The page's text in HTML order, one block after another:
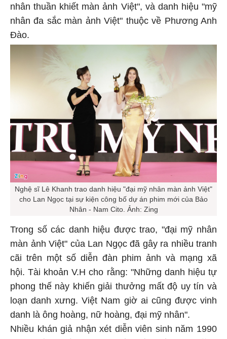
nhân thuần khiết màn ảnh Việt", và danh hiệu "mỹ
nhân đa sắc màn ảnh Việt" thuộc về Phương Anh
Đào.
Nghệ sĩ Lê Khanh trao danh hiệu "đại mỹ nhân màn ảnh Việt"
cho Lan Ngọc tại sự kiện công bố dự án phim mới của Bảo
Nhân - Nam Cito. Ảnh: Zing
Trong số các danh hiệu được trao, "đại mỹ nhân
màn ảnh Việt" của Lan Ngọc đã gây ra nhiều tranh
cãi trên một số diễn đàn phim ảnh và mạng xã
hội. Tài khoản V.H cho rằng: "Những danh hiệu tự
phong thế này khiến giải thưởng mất độ uy tín và
loạn danh xưng. Việt Nam giờ ai cũng được vinh
danh là ông hoàng, nữ hoàng, đại mỹ nhân".
Nhiều khán giả nhận xét diễn viên sinh năm 1990